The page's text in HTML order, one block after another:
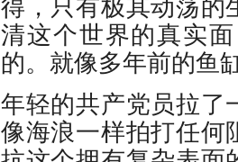
得，只有极其动荡的
清这个世界的真实
的。就像多年前的鱼
年轻的共产党员拉了
像海浪一样拍打任何